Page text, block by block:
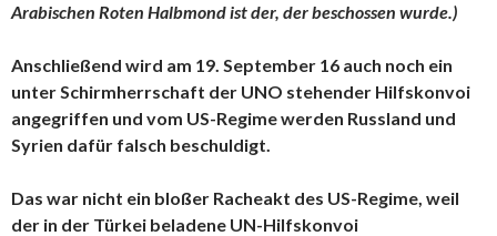
Arabischen Roten Halbmond ist der, der beschossen wurde.)
Anschließend wird am 19. September 16 auch noch ein
unter Schirmherrschaft der UNO stehender Hilfskonvoi
angegriffen und vom US-Regime werden Russland und
Syrien dafür falsch beschuldigt.
Das war nicht ein bloßer Racheakt des US-Regime, weil
der in der Türkei beladene UN-Hilfskonvoi